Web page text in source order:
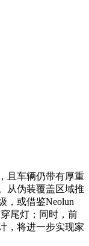
且车辆仍带有厚重
从伪装覆盖区域推
，或借鉴Neolun
尾灯；同时，前
，将进一步实现家